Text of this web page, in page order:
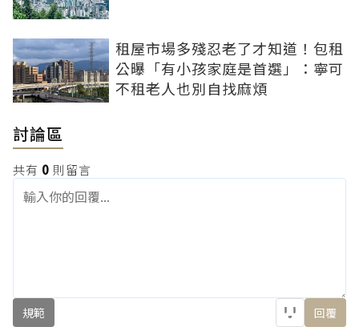
租屋市場多殘忍老了才知道！包租
公曝「有小孩家庭是首選」：寧可
不租老人也別自找麻煩
討論區
共有 0 則留言
規範 回覆